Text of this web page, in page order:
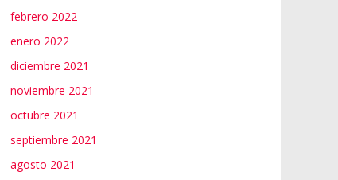
febrero 2022
enero 2022
diciembre 2021
noviembre 2021
octubre 2021
septiembre 2021
agosto 2021